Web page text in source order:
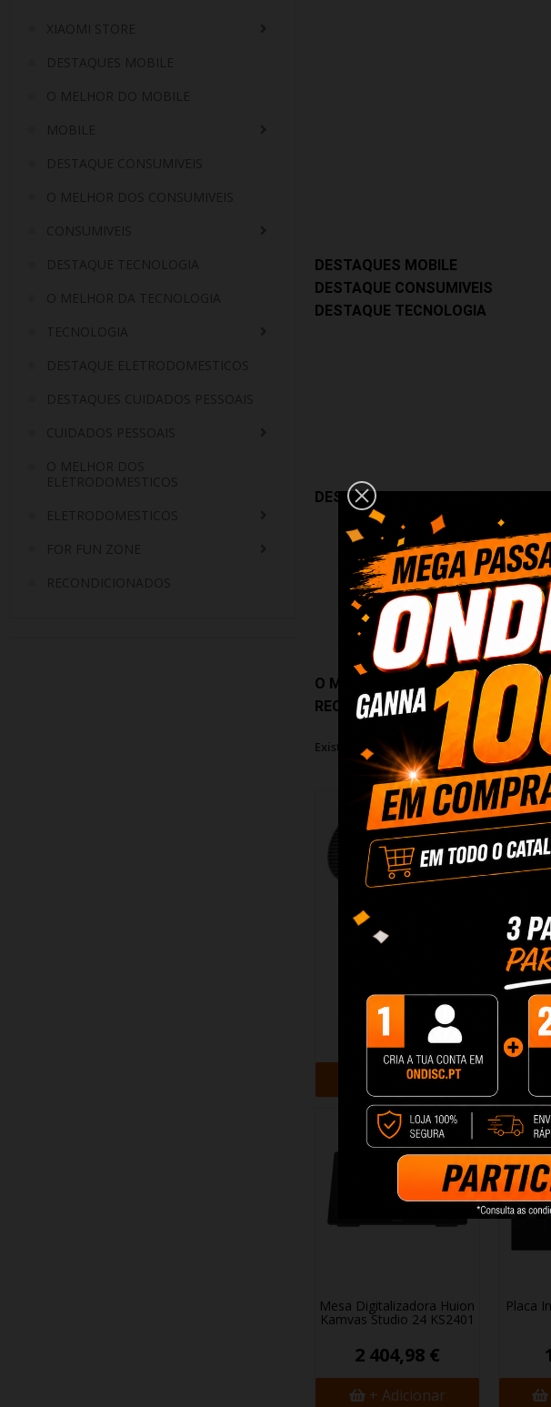
DESTAQUES MOBILE
DESTAQUE CONSUMIVEIS
DESTAQUE TECNOLOGIA
DESTAQUE ELETRODOMESTICOS
O MELHOR DOS...
RECONDICIONADOS
Existem 4240 produtos.
Magcúbico
53,98 €
+ Adicionar
Barra
Mesa Digitalizadora Huion
Kamvas Studio 24 KS2401
2 404,98 €
+ Adicionar
Placa